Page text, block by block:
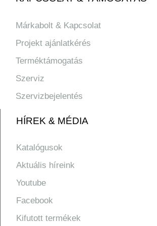
Márkabolt & Kapcsolat
Projekt ajánlatkérés
Terméktámogatás
Szerviz
Szervizbejelentés
HÍREK & MÉDIA
Katalógusok
Aktuális híreink
Youtube
Facebook
Kifutott termékek